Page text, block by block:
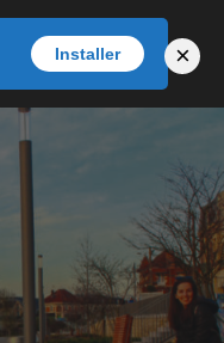
Installer ×